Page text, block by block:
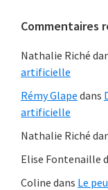
Web
Commentaires
Nathalie Riché
artificielle
Rémy Glape dans
artificielle
Nathalie Riché
Elise Fontenaille
Coline dans Le